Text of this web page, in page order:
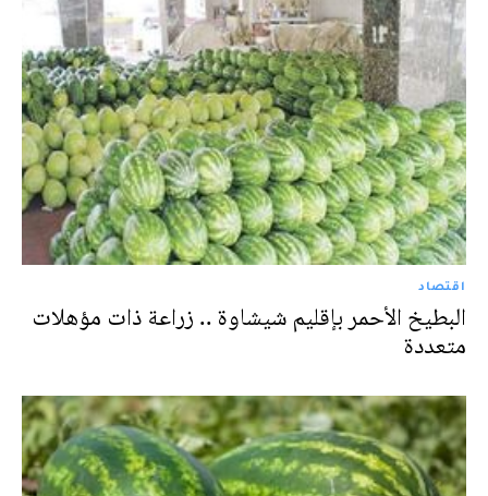
اقتصاد
البطيخ الأحمر بإقليم شيشاوة .. زراعة ذات مؤهلات
متعددة